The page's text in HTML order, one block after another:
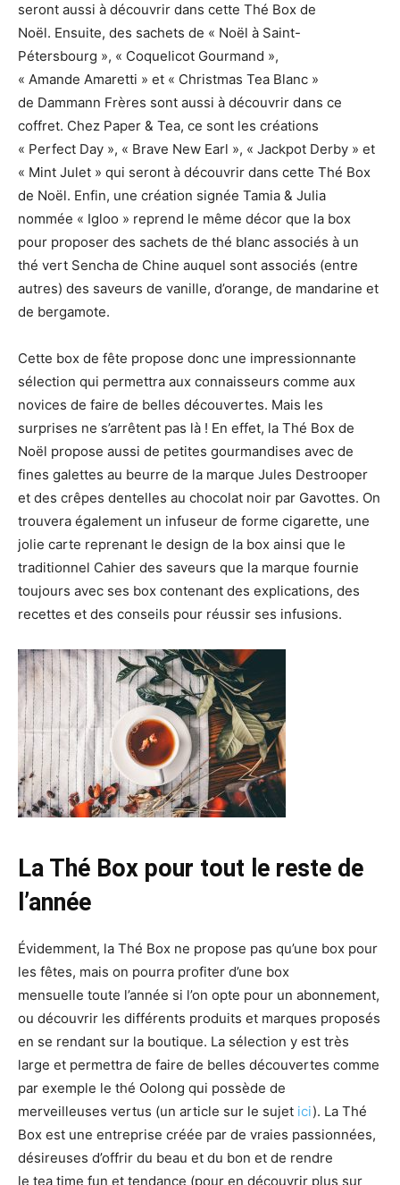
seront aussi à découvrir dans cette Thé Box de
Noël. Ensuite, des sachets de « Noël à Saint-
Pétersbourg », « Coquelicot Gourmand »,
« Amande Amaretti » et « Christmas Tea Blanc »
de Dammann Frères sont aussi à découvrir dans ce
coffret. Chez Paper & Tea, ce sont les créations
« Perfect Day », « Brave New Earl », « Jackpot Derby » et
« Mint Julet » qui seront à découvrir dans cette Thé Box
de Noël. Enfin, une création signée Tamia & Julia
nommée « Igloo » reprend le même décor que la box
pour proposer des sachets de thé blanc associés à un
thé vert Sencha de Chine auquel sont associés (entre
autres) des saveurs de vanille, d’orange, de mandarine et
de bergamote.
Cette box de fête propose donc une impressionnante
sélection qui permettra aux connaisseurs comme aux
novices de faire de belles découvertes. Mais les
surprises ne s’arrêtent pas là ! En effet, la Thé Box de
Noël propose aussi de petites gourmandises avec de
fines galettes au beurre de la marque Jules Destrooper
et des crêpes dentelles au chocolat noir par Gavottes. On
trouvera également un infuseur de forme cigarette, une
jolie carte reprenant le design de la box ainsi que le
traditionnel Cahier des saveurs que la marque fournie
toujours avec ses box contenant des explications, des
recettes et des conseils pour réussir ses infusions.
La Thé Box pour tout le reste de
l’année
Évidemment, la Thé Box ne propose pas qu’une box pour
les fêtes, mais on pourra profiter d’une box
mensuelle toute l’année si l’on opte pour un abonnement,
ou découvrir les différents produits et marques proposés
en se rendant sur la boutique. La sélection y est très
large et permettra de faire de belles découvertes comme
par exemple le thé Oolong qui possède de
merveilleuses vertus (un article sur le sujet ici). La Thé
Box est une entreprise créée par de vraies passionnées,
désireuses d’offrir du beau et du bon et de rendre
le tea time fun et tendance (pour en découvrir plus sur